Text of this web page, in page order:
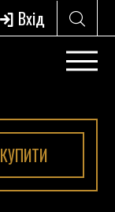
Вхід
КУПИТИ